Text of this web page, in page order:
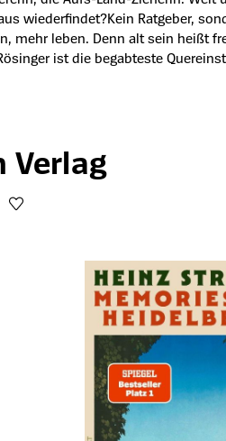
wiederfindet?Kein Ratgeber,
mehr leben. Denn alt sein heißt
ist die begabteste
Verlag